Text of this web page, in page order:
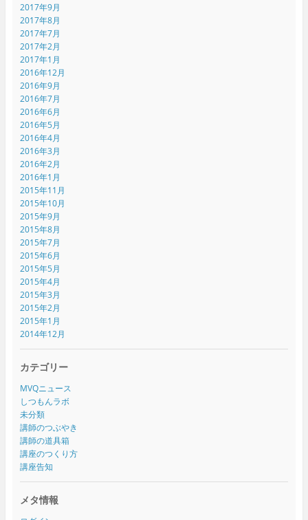
2017年9月
2017年8月
2017年7月
2017年2月
2017年1月
2016年12月
2016年9月
2016年7月
2016年6月
2016年5月
2016年4月
2016年3月
2016年2月
2016年1月
2015年11月
2015年10月
2015年9月
2015年8月
2015年7月
2015年6月
2015年5月
2015年4月
2015年3月
2015年2月
2015年1月
2014年12月
カテゴリー
MVQニュース
しつもんラボ
未分類
講師のつぶやき
講師の道具箱
講座のつくり方
講座告知
メタ情報